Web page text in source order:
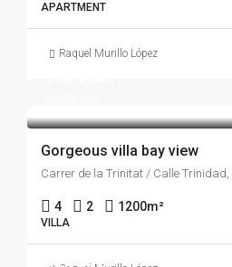
APARTMENT
Raquel Murillo López
Gorgeous villa bay view
4 2 1200m²
VILLA